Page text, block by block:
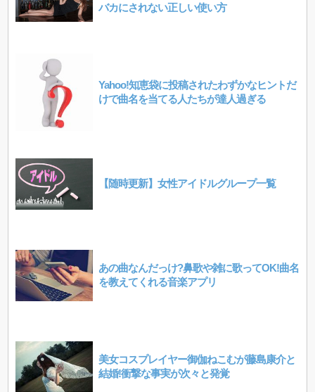
バカにされない正しい使い方
Yahoo!知恵袋に投稿されたわずかなヒントだ
けで曲名を当てる人たちが達人過ぎる
【随時更新】女性アイドルグループ一覧
あの曲なんだっけ?鼻歌や雑に歌ってOK!曲名
を教えてくれる音楽アプリ
美女コスプレイヤー御伽ねこむが藤島康介と
結婚!衝撃な事実が次々と発覚